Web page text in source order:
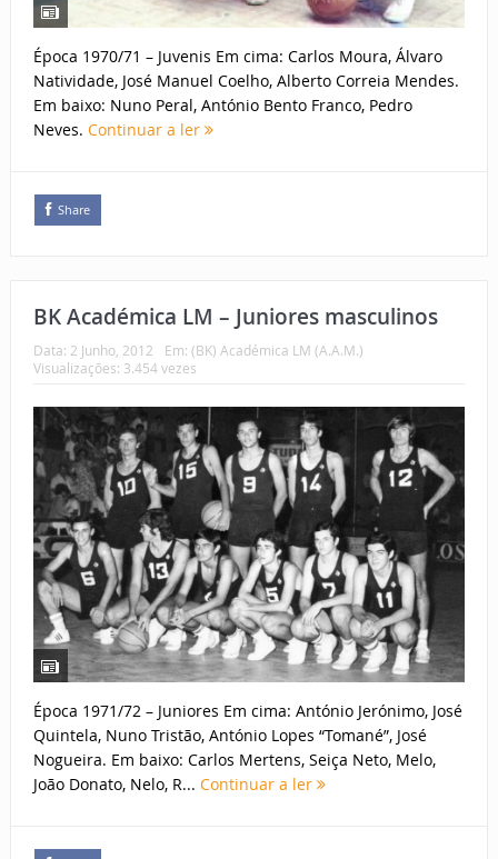
Época 1970/71 – Juvenis Em cima: Carlos Moura, Álvaro
Natividade, José Manuel Coelho, Alberto Correia Mendes.
Em baixo: Nuno Peral, António Bento Franco, Pedro
Neves. Continuar a ler
Share
BK Académica LM – Juniores masculinos
Data: 2 Junho, 2012 Em: (BK) Académica LM (A.A.M.)
Visualizações: 3.454 vezes
Época 1971/72 – Juniores Em cima: António Jerónimo, José
Quintela, Nuno Tristão, António Lopes “Tomané”, José
Nogueira. Em baixo: Carlos Mertens, Seiça Neto, Melo,
João Donato, Nelo, R... Continuar a ler